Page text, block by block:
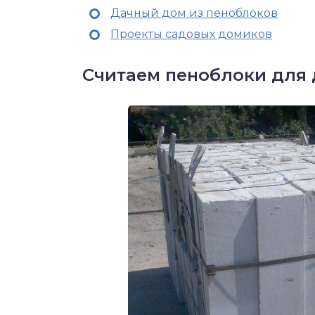
Дачный дом из пеноблоков
Проекты садовых домиков
Считаем пеноблоки для